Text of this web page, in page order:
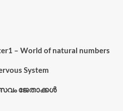
– World of natural numbers
System
ജേതാക്കൾ